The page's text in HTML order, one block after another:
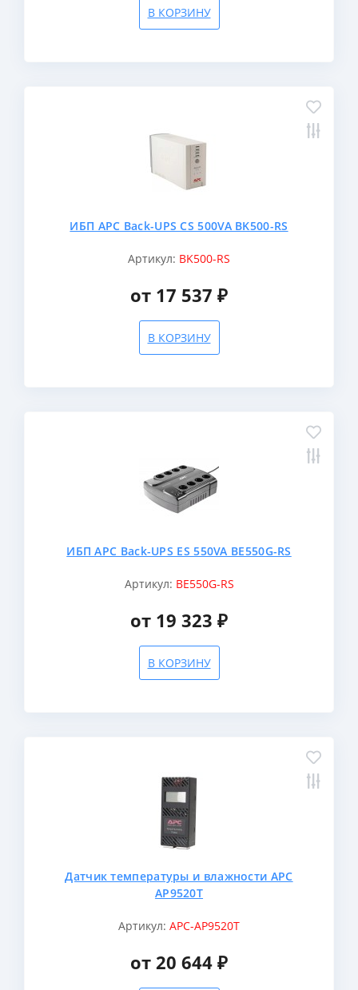
В КОРЗИНУ
ИБП APC Back-UPS CS 500VA BK500-RS
Артикул: BK500-RS
от 17 537 ₽
В КОРЗИНУ
ИБП APC Back-UPS ES 550VA BE550G-RS
Артикул: BE550G-RS
от 19 323 ₽
В КОРЗИНУ
Датчик температуры и влажности APC
AP9520T
Артикул: APC-AP9520T
от 20 644 ₽